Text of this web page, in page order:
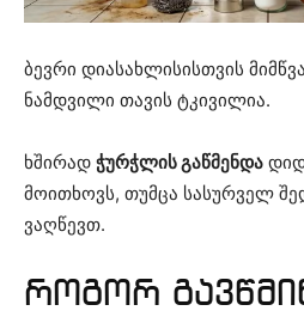
ბევრი დიასახლისისთვის
ნამდვილი თავის ტკივილია.
ხშირად ჭურჭლის გაწმენდა
მოითხოვს, თუმცა სასურველ
ვაღწევთ.
როგორ